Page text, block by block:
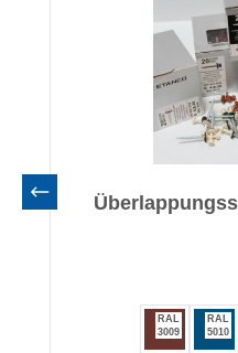
RAL
3009
RAL
5010